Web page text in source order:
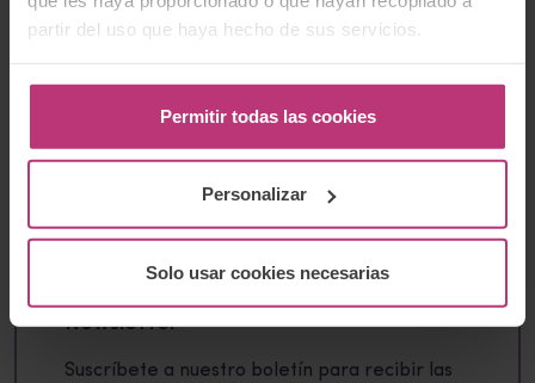
partir del uso que haya hecho de sus servicios.
Permitir todas las cookies
Personalizar
Solo usar cookies necesarias
Newsletter
Suscríbete a nuestro boletín para recibir las